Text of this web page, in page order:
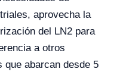
aprovecha la
del LN2 para
a otros
que abarcan desde 5